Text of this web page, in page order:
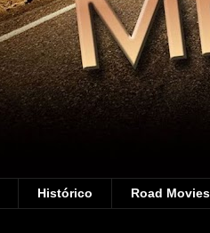
Histórico Road